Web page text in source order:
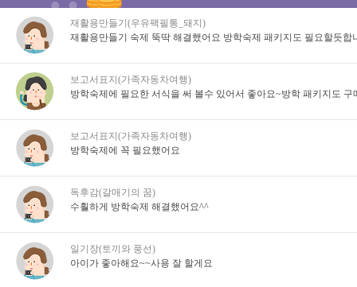
재활용만들기(우유팩필통_돼지)
재활용만들기 숙제 뚝딱 해결했어요 방학숙제 패키지도 필요할듯합
보고서표지(가족자동차여행)
방학숙제에 필요한 서식을 써 볼수 있어서 좋아요~방학 패키지도
보고서표지(가족자동차여행)
방학숙제에 꼭 필요했어요
독후감(갈매기의 꿈)
수훨하게 방학숙제 해결했어요^^
일기장(토끼와 풍선)
아이가 좋아해요~~사용 잘 할게요